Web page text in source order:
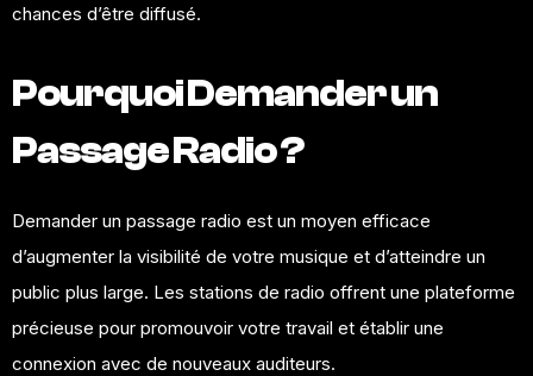
chances d’être diffusé.
Pourquoi Demander un
Passage Radio ?
Demander un passage radio est un moyen efficace
d’augmenter la visibilité de votre musique et d’atteindre un
public plus large. Les stations de radio offrent une plateforme
précieuse pour promouvoir votre travail et établir une
connexion avec de nouveaux auditeurs.